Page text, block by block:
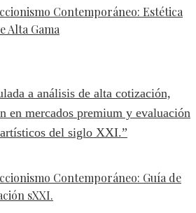
Contemporáneo: Estética
Alta Gama
Contemporáneo: Guía de
sXXI.